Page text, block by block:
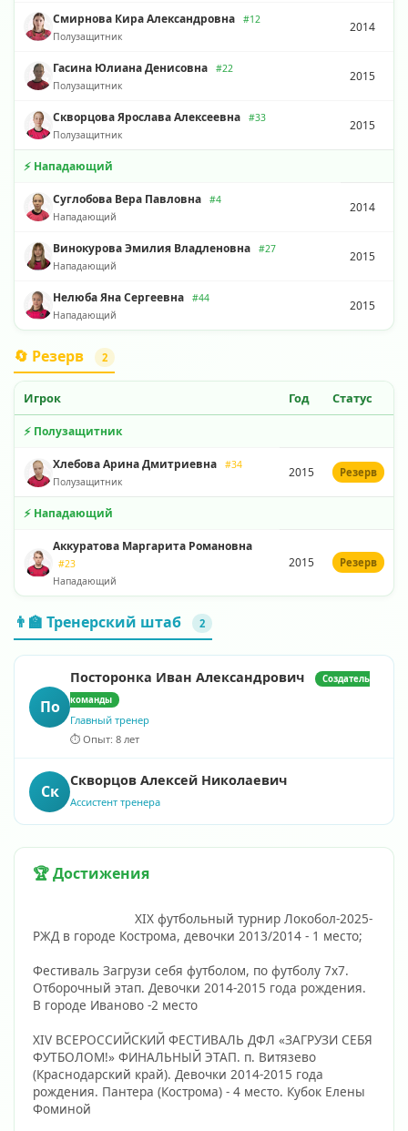
Смирнова Кира Александровна
#12
Полузащитник
2014
Гасина Юлиана Денисовна
#22
Полузащитник
2015
Скворцова Ярослава Алексеевна
#33
Полузащитник
2015
⚡ Нападающий
Суглобова Вера Павловна
#4
Нападающий
2014
Винокурова Эмилия Владленовна
#27
Нападающий
2015
Нелюба Яна Сергеевна
#44
Нападающий
2015
🔄 Резерв 2
Игрок Год Статус
⚡ Полузащитник
Хлебова Арина Дмитриевна
#34
Полузащитник
2015 Резерв
⚡ Нападающий
Аккуратова Маргарита Романовна
#23
Нападающий
2015 Резерв
👨‍🏫 Тренерский штаб 2
По
Посторонка Иван Александрович
Создатель
команды
Главный тренер
⏱️ Опыт: 8 лет
Ск
Скворцов Алексей Николаевич
Ассистент тренера
🏆 Достижения
РЖД в городе Кострома, девочки 2013/2014 - 1 место;
Фестиваль Загрузи себя футболом, по футболу 7х7.
Отборочный этап. Девочки 2014-2015 года рождения.
В городе Иваново -2 место
XIV ВСЕРОССИЙСКИЙ ФЕСТИВАЛЬ ДФЛ «ЗАГРУЗИ СЕБЯ
ФУТБОЛОМ!» ФИНАЛЬНЫЙ ЭТАП. п. Витязево
(Краснодарский край). Девочки 2014-2015 года
рождения. Пантера (Кострома) - 4 место. Кубок Елены
Фоминой